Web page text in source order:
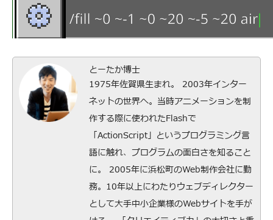
とーたか博士
1975年佐賀県生まれ。 2003年インター
ネットの世界へ。当時アニメーションを制
作する際に使われたFlashで
「ActionScript」というプログラミング言
語に触れ、プログラムの面白さを知ること
に。 2005年に浜松町のWeb制作会社に勤
務。10年以上にわたりウェブディレクター
として大手中小企業様のWebサイトを手が